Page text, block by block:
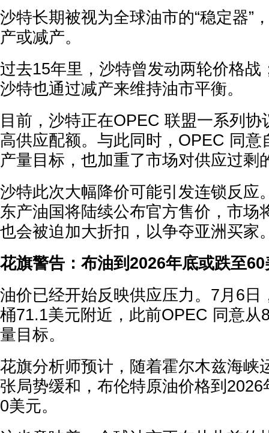
沙特长期被视为全球油市的“稳定器”
产或减产。
过去15年里，沙特曾发动两轮价格战
沙特也通过减产来维持油市平衡。
目前，沙特正在OPEC 联盟一系列协
高供应配额。与此同时，OPEC 同意
产量目标，也加重了市场对供应过剩
沙特此次大幅降价可能引发连锁反应
东产油国将陆续公布官方售价，市场
也会被迫加大折扣，以争夺亚洲买家
花旗警告：布油到2026年底或跌至60
油价已经开始反映供应压力。7月6日
桶71.1美元附近，此前OPEC 同意从
量目标。
花旗分析师预计，随着霍尔木兹海峡
张局势缓和，布伦特原油价格到
0美元。